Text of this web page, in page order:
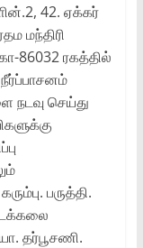
42. ஏக்கர்
மந்திரி
86032 ரகத்தில்
நடவு செய்து
பருத்தி.
தர்பூசணி.